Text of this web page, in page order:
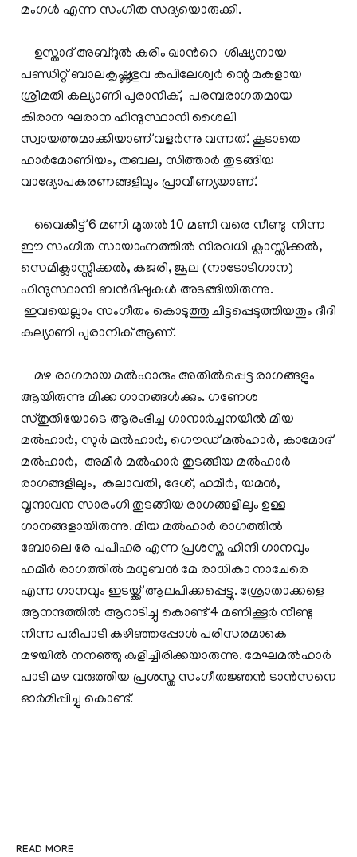
മംഗള്‍ എന്ന സംഗീത സദ്യയൊരുക്കി.
ഉസ്താദ് അബ്ദുല്‍ കരിം ഖാന്‍റെ ശിഷ്യനായ
പണ്ഡിറ്റ് ബാലകൃഷ്ണഭുവ കപിലേശ്വര്‍ ന്റെ മകളായ
ശ്രീമതി കല്യാണി പുരാനിക്, പരമ്പരാഗതമായ
കിരാന ഘരാന ഹിന്ദുസ്ഥാനി ശൈലി
സ്വായത്തമാക്കിയാണ് വളര്‍ന്നു വന്നത്. കൂടാതെ
ഹാര്‍മോണിയം, തബല, സിത്താര്‍ തുടങ്ങിയ
വാദ്യോപകരണങ്ങളിലും പ്രാവീണ്യയാണ്.
വൈകീട്ട് 6 മണി മുതല്‍ 10 മണി വരെ നീണ്ടു നിന്ന
ഈ സംഗീത സായാഹ്നത്തില്‍ നിരവധി ക്ലാസ്സിക്കല്‍,
സെമിക്ലാസ്സിക്കല്‍, കജരി, ജൂല (നാടോടിഗാന)
ഹിന്ദുസ്ഥാനി ബന്‍ദിഷുകള്‍ അടങ്ങിയിരുന്നു.
ഇവയെല്ലാം സംഗീതം കൊടുത്തു ചിട്ടപ്പെടുത്തിയതും ദീദി
കല്യാണി പുരാനിക് ആണ്.
മഴ രാഗമായ മല്‍ഹാരും അതില്‍പ്പെട്ട രാഗങ്ങളും
ആയിരുന്നു മിക്ക ഗാനങ്ങള്‍ക്കും. ഗണേശ
സ്തുതിയോടെ ആരംഭിച്ച ഗാനാര്‍ച്ചനയില്‍ മിയ
മല്‍ഹാര്‍, സുര്‍ മല്‍ഹാര്‍, ഗൌഡ് മല്‍ഹാര്‍, കാമോദ്
മല്‍ഹാര്‍, അമീര്‍ മല്‍ഹാര്‍ തുടങ്ങിയ മല്‍ഹാര്‍
രാഗങ്ങളിലും, കലാവതി, ദേശ്, ഹമീര്‍, യമന്‍,
വൃന്ദാവന സാരംഗി തുടങ്ങിയ രാഗങ്ങളിലും ഉള്ള
ഗാനങ്ങളായിരുന്നു. മിയ മല്‍ഹാര്‍ രാഗത്തില്‍
ബോലെ രേ പപീഹര എന്ന പ്രശസ്ത ഹിന്ദി ഗാനവും
ഹമീര്‍ രാഗത്തില്‍ മധുബന്‍ മേ രാധികാ നാചേരെ
എന്ന ഗാനവും ഇടയ്ക്ക് ആലപിക്കപ്പെട്ടു. ശ്രോതാക്കളെ
ആനന്ദത്തില്‍ ആറാടിച്ചു കൊണ്ട് 4 മണിക്കൂര്‍ നീണ്ടു
നിന്ന പരിപാടി കഴിഞ്ഞപ്പോള്‍ പരിസരമാകെ
മഴയില്‍ നനഞ്ഞു കുളിച്ചിരിക്കയാരുന്നു. മേഘമല്‍ഹാര്‍
പാടി മഴ വരുത്തിയ പ്രശസ്ത സംഗീതജ്ഞന്‍ ടാന്‍സനെ
ഓര്‍മിപ്പിച്ചു കൊണ്ട്.
READ MORE